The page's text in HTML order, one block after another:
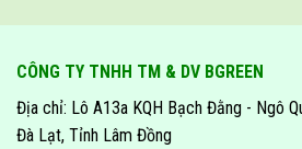
CÔNG TY TNHH TM & DV BGREEN
Địa chỉ: Lô A13a KQH Bạch Đằng - Ngô
Đà Lạt, Tỉnh Lâm Đồng